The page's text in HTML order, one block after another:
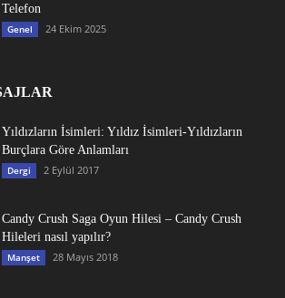
Telefon
Genel 24 Ekim 2025
Yıldızların İsimleri: Yıldız İsimleri-Yıldızların
Burçlara Göre Anlamları
Dergi 2 Eylül 2017
Candy Crush Saga Oyun Hilesi – Candy Crush
Hileleri nasıl yapılır?
Manşet 28 Mayıs 2018